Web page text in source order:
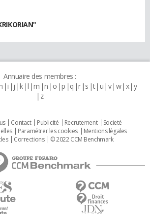
Annuaire des membres :
i j k l m n o p q r s t u v w x y
z
Contact Publicité Recrutement
Societé
Paramétrer les cookies
Mentions légales
Corrections © 2022 CCM Benchmark